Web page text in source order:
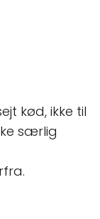
kød, ikke til
særlig